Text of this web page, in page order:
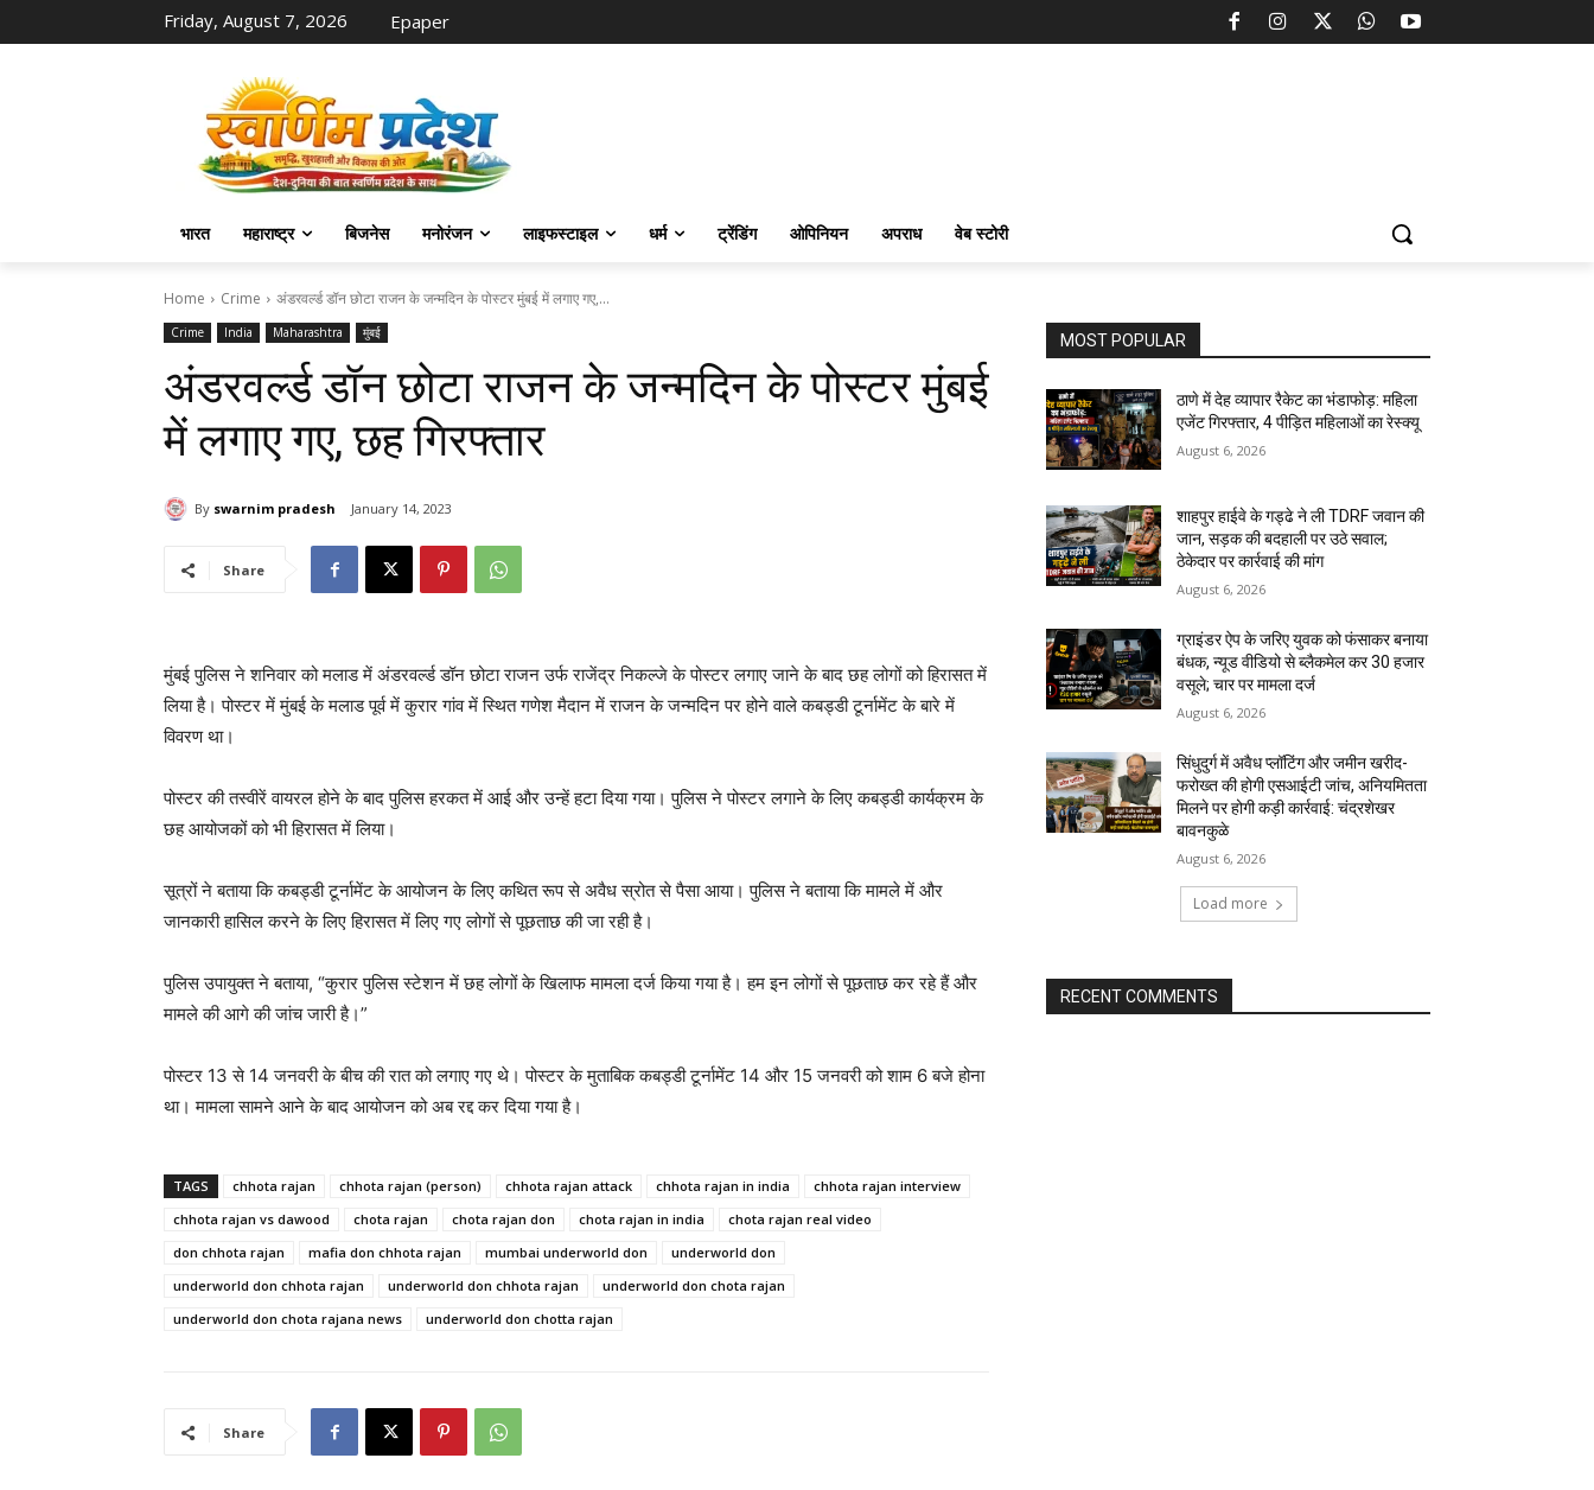
Friday, August 7, 2026 Epaper
भारत महाराष्ट्र बिजनेस मनोरंजन लाइफस्‍टाइल धर्म ट्रेंडिंग ओपिनियन अपराध वेब स्टोरी
Home Crime अंडरवर्ल्ड डॉन छोटा राजन के जन्मदिन के पोस्टर मुंबई में लगाए गए,...
Crime India Maharashtra मुंबई
अंडरवर्ल्ड डॉन छोटा राजन के जन्मदिन के पोस्टर मुंबई
में लगाए गए, छह गिरफ्तार
By swarnim pradesh January 14, 2023
Share
मुंबई पुलिस ने शनिवार को मलाड में अंडरवर्ल्ड डॉन छोटा राजन उर्फ ​​राजेंद्र निकल्जे के पोस्टर लगाए जाने के बाद छह लोगों को हिरासत में
लिया है। पोस्टर में मुंबई के मलाड पूर्व में कुरार गांव में स्थित गणेश मैदान में राजन के जन्मदिन पर होने वाले कबड्डी टूर्नामेंट के बारे में
विवरण था।
पोस्टर की तस्वीरें वायरल होने के बाद पुलिस हरकत में आई और उन्हें हटा दिया गया। पुलिस ने पोस्टर लगाने के लिए कबड्डी कार्यक्रम के
छह आयोजकों को भी हिरासत में लिया।
सूत्रों ने बताया कि कबड्डी टूर्नामेंट के आयोजन के लिए कथित रूप से अवैध स्रोत से पैसा आया। पुलिस ने बताया कि मामले में और
जानकारी हासिल करने के लिए हिरासत में लिए गए लोगों से पूछताछ की जा रही है।
पुलिस उपायुक्त ने बताया, “कुरार पुलिस स्टेशन में छह लोगों के खिलाफ मामला दर्ज किया गया है। हम इन लोगों से पूछताछ कर रहे हैं और
मामले की आगे की जांच जारी है।”
पोस्टर 13 से 14 जनवरी के बीच की रात को लगाए गए थे। पोस्टर के मुताबिक कबड्डी टूर्नामेंट 14 और 15 जनवरी को शाम 6 बजे होना
था। मामला सामने आने के बाद आयोजन को अब रद्द कर दिया गया है।
TAGS chhota rajan chhota rajan (person) chhota rajan attack chhota rajan in india
chhota rajan interview
chhota rajan vs dawood
chota rajan chota rajan don chota rajan in india
chota rajan real video
don chhota rajan
mafia don chhota rajan mumbai underworld don
underworld don
underworld don ‪‎chhota rajan
underworld don chhota rajan
underworld don chota rajan
underworld don chota rajana news
underworld don chotta rajan
Share
MOST POPULAR
ठाणे में देह व्यापार रैकेट का भंडाफोड़: महिला
एजेंट गिरफ्तार, 4 पीड़ित महिलाओं का रेस्क्यू
August 6, 2026
शाहपुर हाईवे के गड्ढे ने ली TDRF जवान की
जान, सड़क की बदहाली पर उठे सवाल;
ठेकेदार पर कार्रवाई की मांग
August 6, 2026
ग्राइंडर ऐप के जरिए युवक को फंसाकर बनाया
बंधक, न्यूड वीडियो से ब्लैकमेल कर ₹30 हजार
वसूले; चार पर मामला दर्ज
August 6, 2026
सिंधुदुर्ग में अवैध प्लॉटिंग और जमीन खरीद-
फरोख्त की होगी एसआईटी जांच, अनियमितता
मिलने पर होगी कड़ी कार्रवाई: चंद्रशेखर
बावनकुळे
August 6, 2026
Load more
RECENT COMMENTS